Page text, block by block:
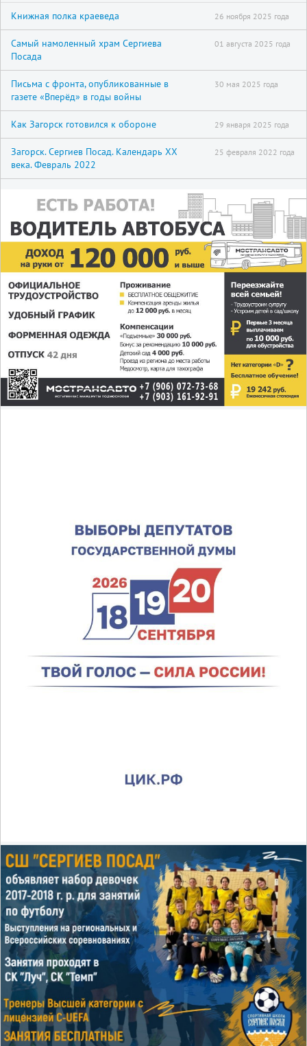
Книжная полка краеведа 26 ноября 2025 года
Самый намоленный храм Сергиева
Посада
01 августа 2025 года
Письма с фронта, опубликованные в
газете «Вперёд» в годы войны
30 мая 2025 года
Как Загорск готовился к обороне 29 января 2025 года
Загорск. Сергиев Посад. Календарь XX
века. Февраль 2022
25 февраля 2022 года